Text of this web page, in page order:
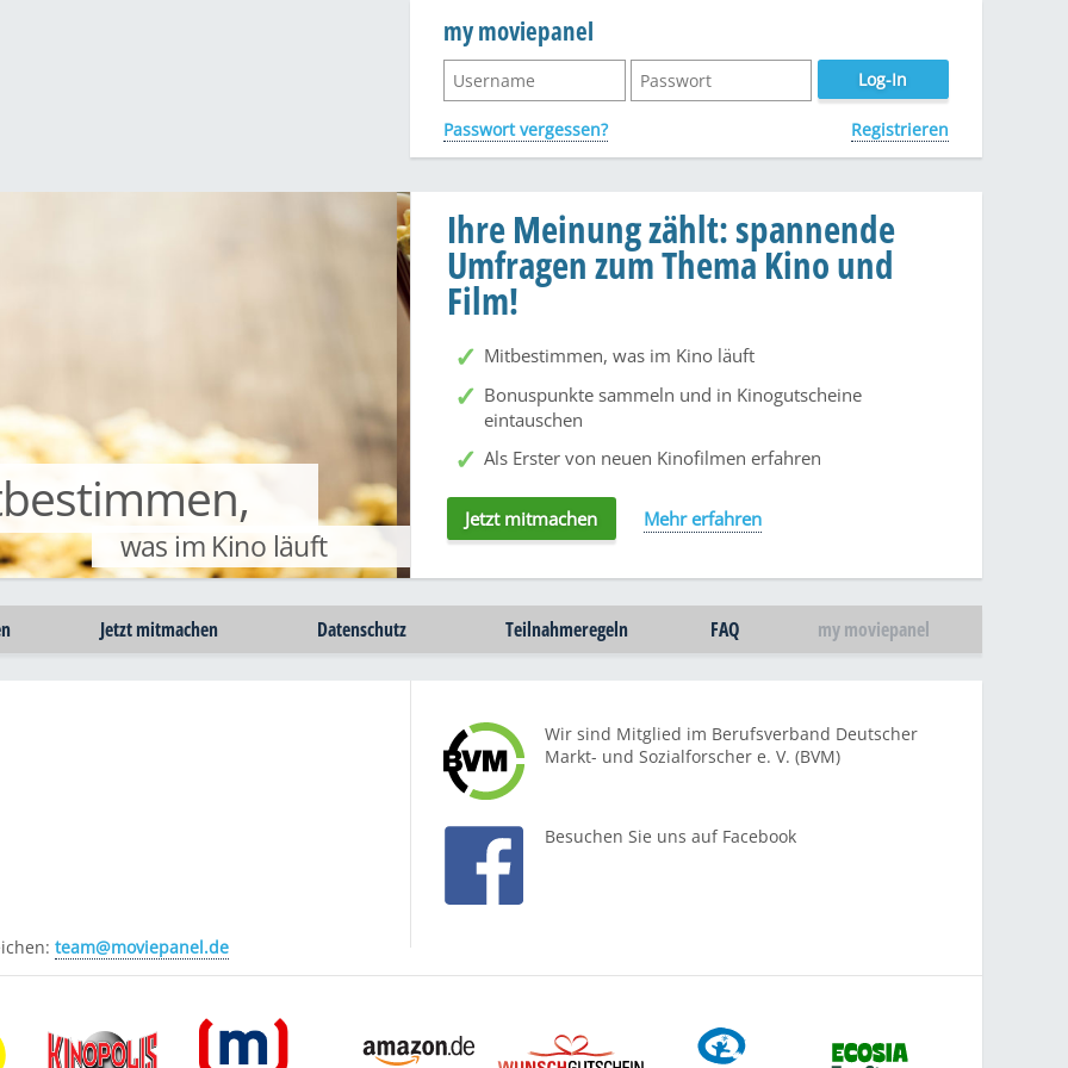
my moviepanel
Passwort vergessen? Registrieren
was im Kino läuft
Ihre Meinung zählt: spannende
Umfragen zum Thema Kino und
Film!
Mitbestimmen, was im Kino läuft
Bonuspunkte sammeln und in Kinogutscheine
eintauschen
Als Erster von neuen Kinofilmen erfahren
Jetzt mitmachen Mehr erfahren
Jetzt mitmachen Datenschutz Teilnahmeregeln FAQ my moviepanel
team@moviepanel.de
Wir sind Mitglied im Berufsverband Deutscher
Markt- und Sozialforscher e. V. (BVM)
Besuchen Sie uns auf Facebook